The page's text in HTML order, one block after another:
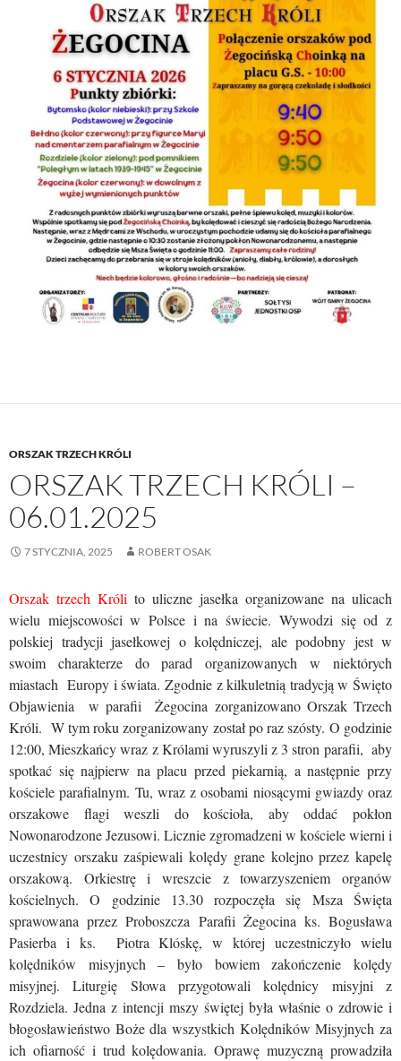
ORSZAK TRZECH KRÓLI
ORSZAK TRZECH KRÓLI –
06.01.2025
7 STYCZNIA, 2025 ROBERT OSAK
Orszak trzech Króli to uliczne jasełka organizowane na ulicach
wielu miejscowości w Polsce i na świecie. Wywodzi się od z
polskiej tradycji jasełkowej o kolędniczej, ale podobny jest w
swoim charakterze do parad organizowanych w niektórych
miastach Europy i świata. Zgodnie z kilkuletnią tradycją w Święto
Objawienia w parafii Żegocina zorganizowano Orszak Trzech
Króli. W tym roku zorganizowany został po raz szósty. O godzinie
12:00, Mieszkańcy wraz z Królami wyruszyli z 3 stron parafii, aby
spotkać się najpierw na placu przed piekarnią, a następnie przy
kościele parafialnym. Tu, wraz z osobami niosącymi gwiazdy oraz
orszakowe flagi weszli do kościoła, aby oddać pokłon
Nowonarodzone Jezusowi. Licznie zgromadzeni w kościele wierni i
uczestnicy orszaku zaśpiewali kolędy grane kolejno przez kapelę
orszakową. Orkiestrę i wreszcie z towarzyszeniem organów
kościelnych. O godzinie 13.30 rozpoczęła się Msza Święta
sprawowana przez Proboszcza Parafii Żegocina ks. Bogusława
Pasierba i ks. Piotra Klóskę, w której uczestniczyło wielu
kolędników misyjnych – było bowiem zakończenie kolędy
misyjnej. Liturgię Słowa przygotowali kolędnicy misyjni z
Rozdziela. Jedna z intencji mszy świętej była właśnie o zdrowie i
błogosławieństwo Boże dla wszystkich Kolędników Misyjnych za
ich ofiarność i trud kolędowania. Oprawę muzyczną prowadziła